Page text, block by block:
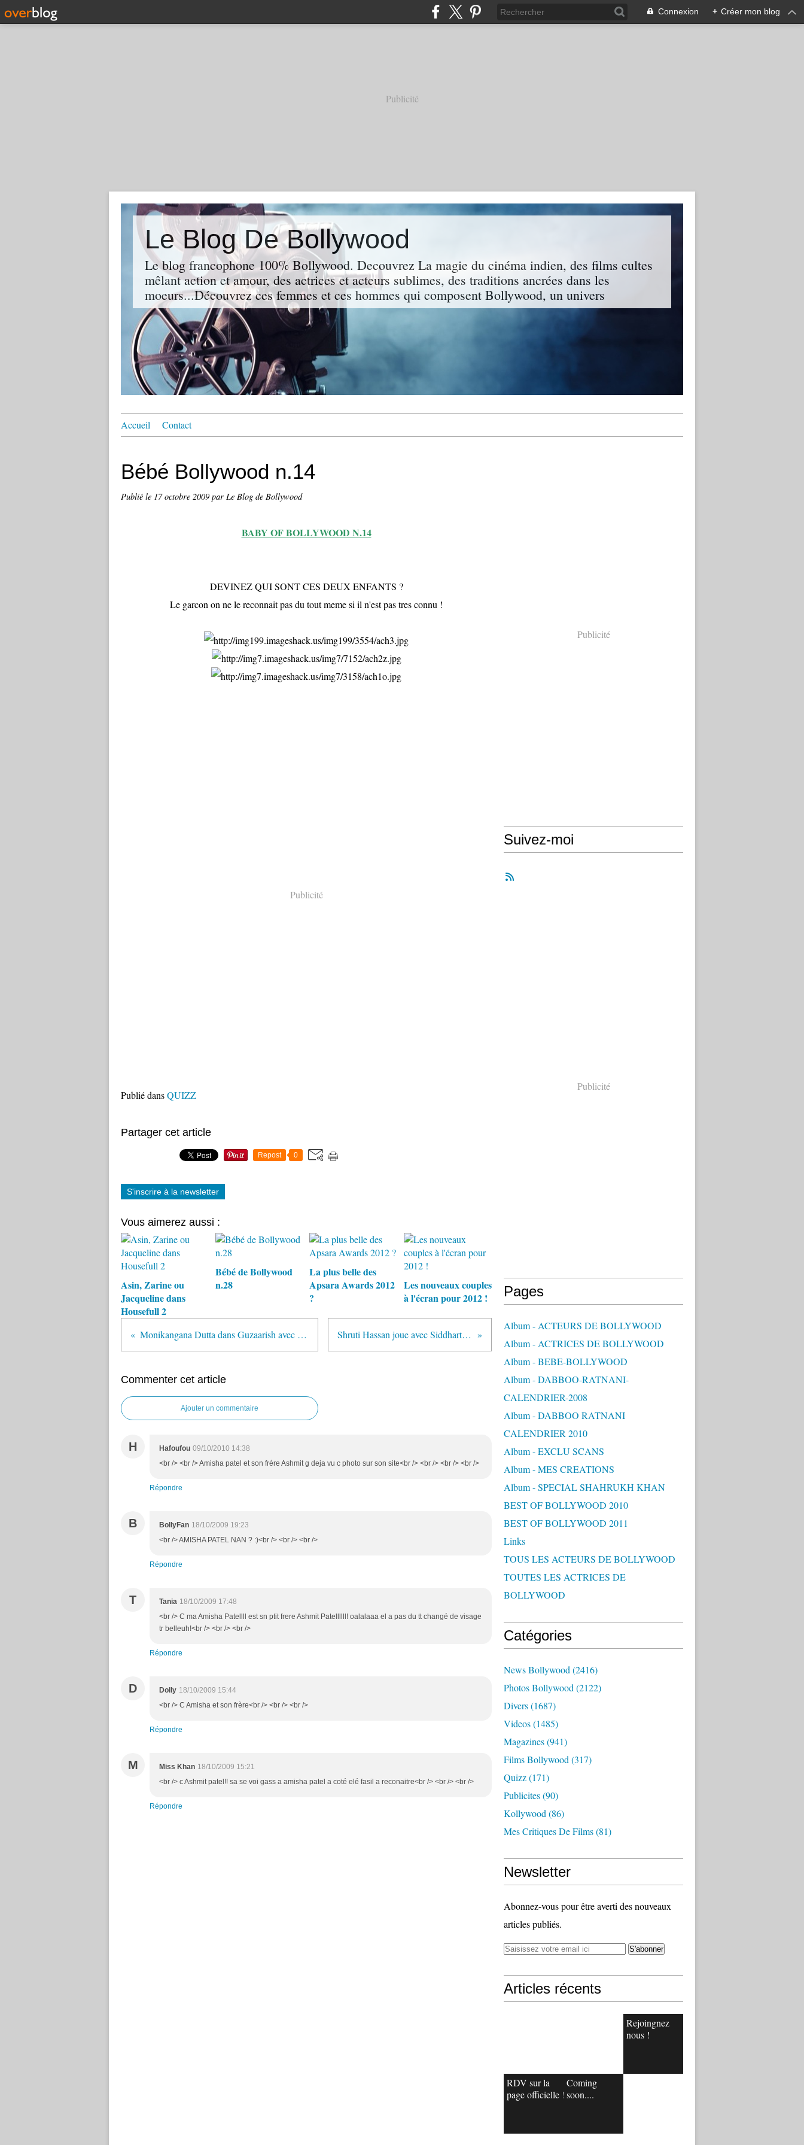
Connexion + Créer mon blog
Publicité
Le Blog De Bollywood
Le blog francophone 100% Bollywood. Decouvrez La magie du cinéma indien, des films cultes
mêlant action et amour, des actrices et acteurs sublimes, des traditions ancrées dans les
moeurs...Découvrez ces femmes et ces hommes qui composent Bollywood, un univers
Accueil Contact
Bébé Bollywood n.14
Publié le 17 octobre 2009 par Le Blog de Bollywood
BABY OF BOLLYWOOD N.14
DEVINEZ QUI SONT CES DEUX ENFANTS ?
Le garcon on ne le reconnait pas du tout meme si il n'est pas tres connu !
Publicité
Publié dansQUIZZ
Partager cet article
Repost 0
S'inscrire à la newsletter
Vous aimerez aussi :
Asin, Zarine ou
Jacqueline dans
Housefull 2
Bébé de Bollywood
n.28
La plus belle des
Apsara Awards 2012
?
Les nouveaux couples
à l'écran pour 2012 !
Monikangana Dutta dans Guzaarish avec Hrithik et Aishwarya Rai Shruti Hassan joue avec Siddharth dans un film telugu
Commenter cet article
Ajouter un commentaire
H Hafoufou 09/10/2010 14:38
<br /> <br /> Amisha patel et son frére Ashmit g deja vu c photo sur son site<br /> <br /> <br /> <br />
Répondre
B BollyFan 18/10/2009 19:23
<br /> AMISHA PATEL NAN ? :)<br /> <br /> <br />
Répondre
T Tania 18/10/2009 17:48
<br /> C ma Amisha Patellll est sn ptit frere Ashmit Patellllll! oalalaaa el a pas du tt changé de visage
tr belleuh!<br /> <br /> <br />
Répondre
D Dolly 18/10/2009 15:44
<br /> C Amisha et son frère<br /> <br /> <br />
Répondre
M Miss Khan 18/10/2009 15:21
<br /> c Ashmit patel!! sa se voi gass a amisha patel a coté elé fasil a reconaitre<br /> <br /> <br />
Répondre
Publicité
Suivez-moi
Publicité
Pages
Album - ACTEURS DE BOLLYWOOD
Album - ACTRICES DE BOLLYWOOD
Album - BEBE-BOLLYWOOD
Album - DABBOO-RATNANI-
CALENDRIER-2008
Album - DABBOO RATNANI
CALENDRIER 2010
Album - EXCLU SCANS
Album - MES CREATIONS
Album - SPECIAL SHAHRUKH KHAN
BEST OF BOLLYWOOD 2010
BEST OF BOLLYWOOD 2011
Links
TOUS LES ACTEURS DE BOLLYWOOD
TOUTES LES ACTRICES DE
BOLLYWOOD
Catégories
News Bollywood (2416)
Photos Bollywood (2122)
Divers(1687)
Videos(1485)
Magazines(941)
Films Bollywood (317)
Quizz(171)
Publicites(90)
Kollywood (86)
Mes Critiques De Films(81)
Newsletter
Abonnez-vous pour être averti des nouveaux
articles publiés.
Articles récents
Rejoingnez
nous !
RDV sur la
page officielle !
Coming
soon....